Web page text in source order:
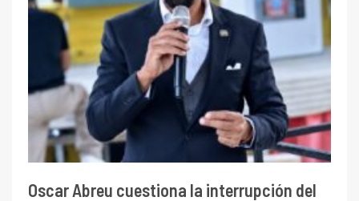
Oscar Abreu cuestiona la interrupción del